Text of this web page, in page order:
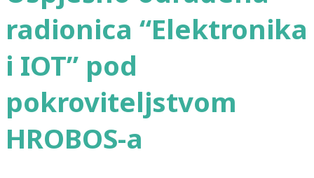
radionica “Elektronika
i IOT” pod
pokroviteljstvom
HROBOS-a